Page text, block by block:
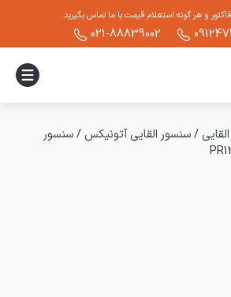
و هر گونه استعلام قیمت با ما تماس بگیرید.
021-88839002
/سنسور القایی آتونیکس /سنسور